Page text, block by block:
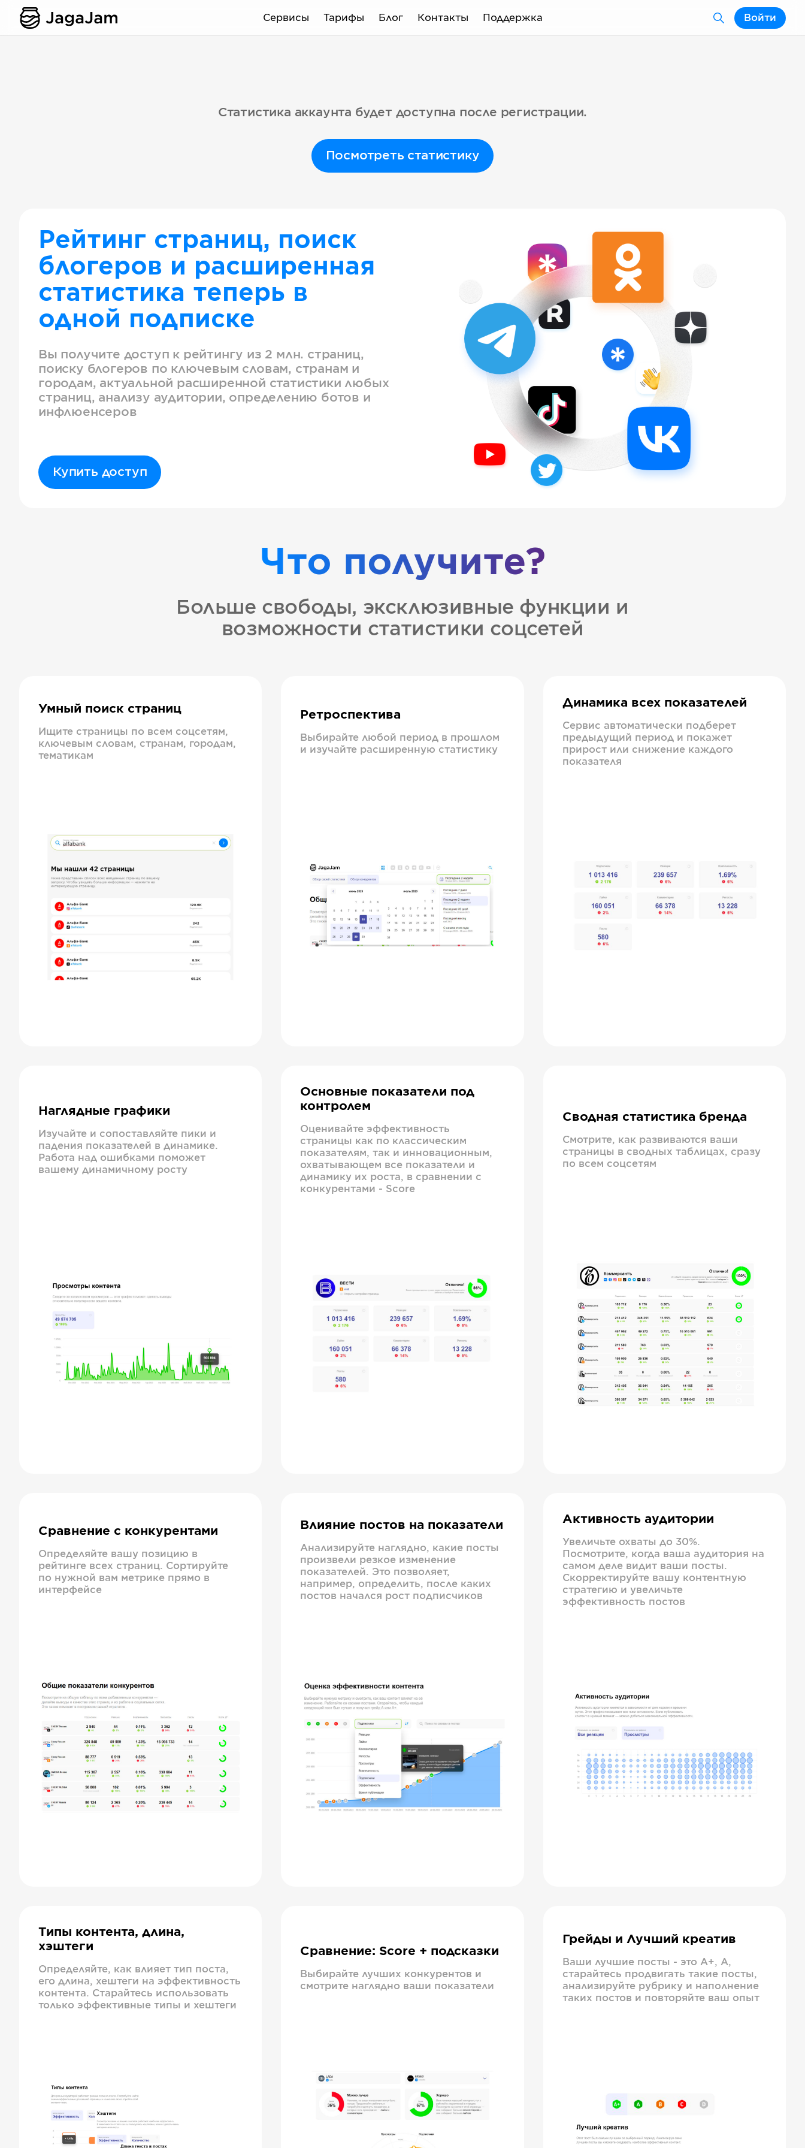
Сервисы Тарифы Блог Контакты Поддержка Войти
Статистика аккаунта будет доступна после регистрации.
Посмотреть статистику
Рейтинг страниц, поиск
блогеров и расширенная
статистика теперь в
одной подписке
Вы получите доступ к рейтингу из 2 млн. страниц,
поиску блогеров по ключевым словам, странам и
городам, актуальной расширенной статистики любых
страниц, анализу аудитории, определению ботов и
инфлюенсеров
Купить доступ
Что получите?
Больше свободы, эксклюзивные функции и
возможности статистики соцсетей
Умный поиск страниц
Ищите страницы по всем соцсетям,
ключевым словам, странам, городам,
тематикам
Ретроспектива
Выбирайте любой период в прошлом
и изучайте расширенную статистику
Динамика всех показателей
Сервис автоматически подберет
предыдущий период и покажет
прирост или снижение каждого
показателя
Наглядные графики
Изучайте и сопоставляйте пики и
падения показателей в динамике.
Работа над ошибками поможет
вашему динамичному росту
Основные показатели под
контролем
Оценивайте эффективность
страницы как по классическим
показателям, так и инновационным,
охватывающем все показатели и
динамику их роста, в сравнении с
конкурентами - Score
Сводная статистика бренда
Смотрите, как развиваются ваши
страницы в сводных таблицах, сразу
по всем соцсетям
Сравнение с конкурентами
Определяйте вашу позицию в
рейтинге всех страниц. Сортируйте
по нужной вам метрике прямо в
интерфейсе
Влияние постов на показатели
Анализируйте наглядно, какие посты
произвели резкое изменение
показателей. Это позволяет,
например, определить, после каких
постов начался рост подписчиков
Активность аудитории
Увеличьте охваты до 30%.
Посмотрите, когда ваша аудитория на
самом деле видит ваши посты.
Скорректируйте вашу контентную
стратегию и увеличьте
эффективность постов
Типы контента, длина,
хэштеги
Определяйте, как влияет тип поста,
его длина, хештеги на эффективность
контента. Старайтесь использовать
только эффективные типы и хештеги
Сравнение: Score + подсказки
Выбирайте лучших конкурентов и
смотрите наглядно ваши показатели
Грейды и Лучший креатив
Ваши лучшие посты - это А+, А,
старайтесь продвигать такие посты,
анализируйте рубрику и наполнение
таких постов и повторяйте ваш опыт